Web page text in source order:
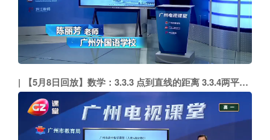
【5月8日回放】数学：3.3.3 点到直线的距离 3.3.4两平行直线间的距离（广州外国语学校 江规华）